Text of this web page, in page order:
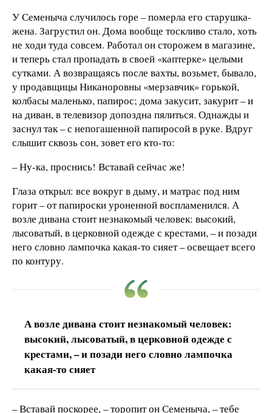
У Семеныча случилось горе – померла его старушка-
жена. Загрустил он. Дома вообще тоскливо стало, хоть
не ходи туда совсем. Работал он сторожем в магазине,
и теперь стал пропадать в своей «каптерке» целыми
сутками. А возвращаясь после вахты, возьмет, бывало,
у продавщицы Никаноровны «мерзавчик» горькой,
колбасы маленько, папирос; дома закусит, закурит – и
на диван, в телевизор допоздна пялиться. Однажды и
заснул так – с непогашенной папиросой в руке. Вдруг
слышит сквозь сон, зовет его кто-то:
– Ну-ка, проснись! Вставай сейчас же!
Глаза открыл: все вокруг в дыму, и матрас под ним
горит – от папироски уроненной воспламенился. А
возле дивана стоит незнакомый человек: высокий,
лысоватый, в церковной одежде с крестами, – и позади
него словно лампочка какая-то сияет – освещает всего
по контуру.
А возле дивана стоит незнакомый человек:
высокий, лысоватый, в церковной одежде с
крестами, – и позади него словно лампочка
какая-то сияет
– Вставай поскорее, – торопит он Семеныча, – тебе